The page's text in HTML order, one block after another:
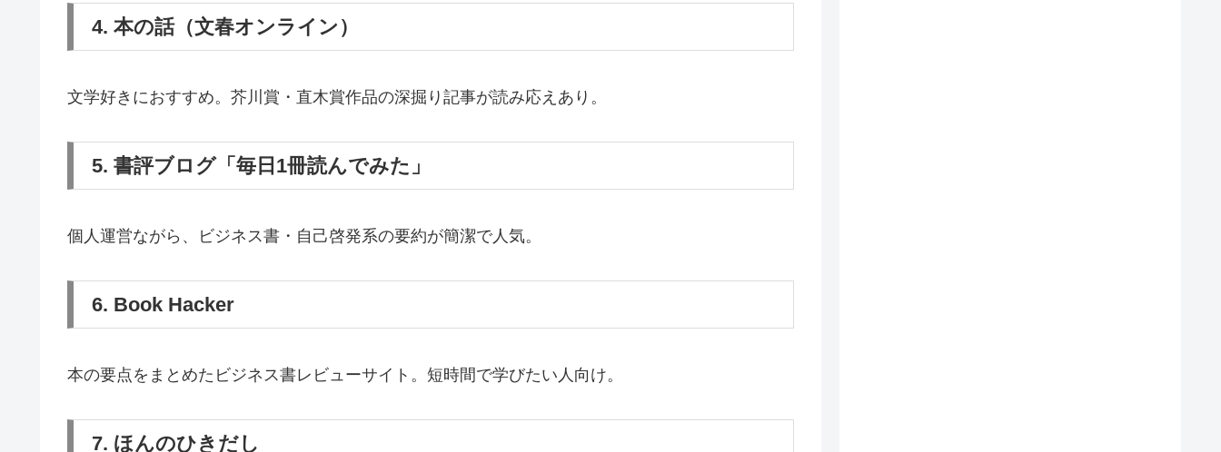
4. 本の話（文春オンライン）
文学好きにおすすめ。芥川賞・直木賞作品の深掘り記事が読み応えあり。
5. 書評ブログ「毎日1冊読んでみた」
個人運営ながら、ビジネス書・自己啓発系の要約が簡潔で人気。
6. Book Hacker
本の要点をまとめたビジネス書レビューサイト。短時間で学びたい人向け。
7. ほんのひきだし